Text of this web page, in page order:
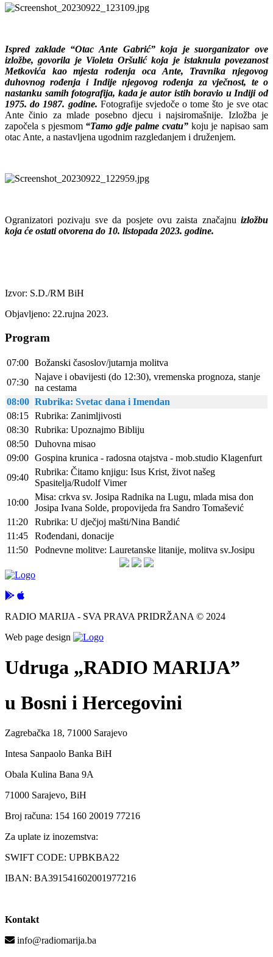
Ispred zaklade “Otac Ante Gabrić” koja je suorganizator ove
izložbe, govorila je Violeta Oršulić koja je istaknula povezanost
Metkovića kao mjesta rođenja oca Ante, Travnika njegovog
duhovnog rođenja i Indije njegovog rođenja za vječnost, te o
nastanku samih fotografija, kada je autor istih boravio u Indiji od
1975. do 1987. godine. Fotografije svjedoče o tome što je sve otac
Ante činio za mlade posebno djecu i najsiromašnije. Izložba je
započela s pjesmom “Tamo gdje palme cvatu”koju je napisao sam
otac Ante, a nastavljena ugodnim razgledanjem i druženjem.
Ogranizatori pozivaju sve da posjete ovu zaista značajnu izložbu
koja će ostati otvorena do 10. listopada 2023. godine.
Izvor: S.D./RM BiH
Objavljeno: 22.rujna 2023.
Program
07:00 Božanski časoslov/jutarnja molitva
07:30
Najave i obavijesti (do 12:30), vremenska prognoza, stanje
na cestama
08:00 Rubrika: Svetac dana i Imendan
08:15 Rubrika: Zanimljivosti
08:30 Rubrika: Upoznajmo Bibliju
08:50 Duhovna misao
09:00 Gospina krunica - radosna otajstva - mob.studio Klagenfurt
09:40
Rubrika: Čitamo knjigu: Isus Krist, život našeg
Spasitelja/Rudolf Vimer
10:00
Misa: crkva sv. Josipa Radnika na Lugu, mlada misa don
Josipa Ivana Solde, propovijeda fra Sandro Tomašević
11:20
Rubrika: U dječjoj mašti/Nina Bandić
11:45
Rođendani, donacije
11:50
Podnevne molitve: Lauretanske litanije, molitva sv.Josipu
RADIO MARIJA - SVA PRAVA PRIDRŽANA © 2024
Web page design
Udruga „RADIO MARIJA”
u Bosni i Hercegovini
Zagrebačka 18, 71000 Sarajevo
Intesa Sanpaolo Banka BiH
Obala Kulina Bana 9A
71000 Sarajevo, BiH
Broj računa: 154 160 20019 77216
Za uplate iz inozemstva:
SWIFT CODE: UPBKBA22
IBAN: BA391541602001977216
Kontakt
info@radiomarija.ba